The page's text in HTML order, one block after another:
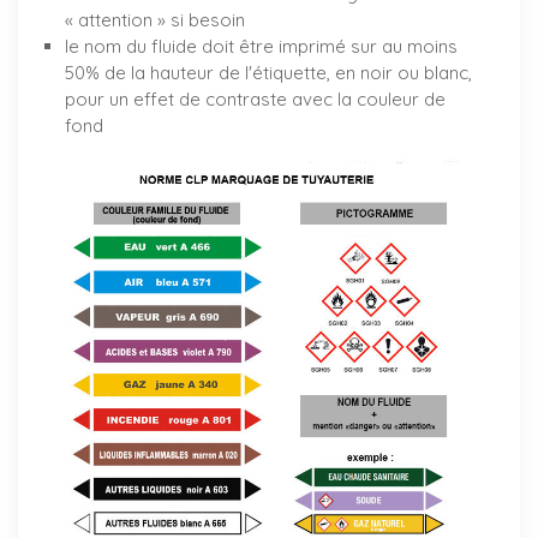
« attention » si besoin
le nom du fluide doit être imprimé sur au moins
50% de la hauteur de l'étiquette, en noir ou blanc,
pour un effet de contraste avec la couleur de
fond